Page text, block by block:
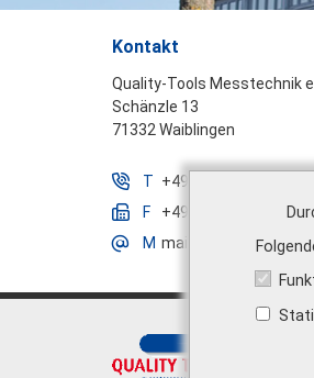
Kontakt
Quality-Tools Messtechnik
Schänzle 13
71332 Waiblingen
T +49 7151 16887 - 0
F
+49 7151 16887 - 99
M mail@quality-tools.de